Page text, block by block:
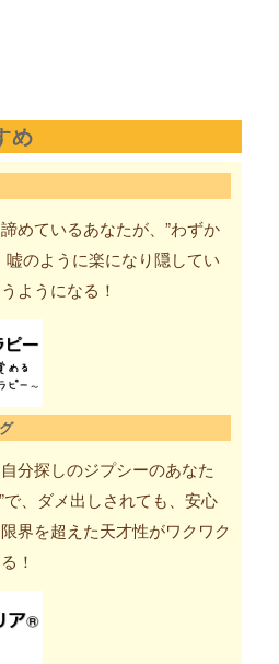
め
めているあなたが、”わずか
嘘のように楽になり隠してい
ようになる！
分探しのジプシーのあなた
で、ダメ出しされても、安心
界を超えた天才性がワクワク
！